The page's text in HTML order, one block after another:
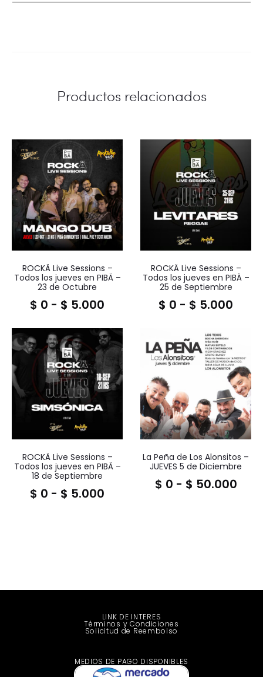
Productos relacionados
ROCKÄ Live Sessions –
Todos los jueves en PIBÄ –
23 de Octubre
$ 0 - $ 5.000
ROCKÄ Live Sessions –
Todos los jueves en PIBÄ –
25 de Septiembre
$ 0 - $ 5.000
ROCKÄ Live Sessions –
Todos los jueves en PIBÄ –
18 de Septiembre
$ 0 - $ 5.000
La Peña de Los Alonsitos –
JUEVES 5 de Diciembre
$ 0 - $ 50.000
LINK DE INTERES
Términos y Condiciones
Solicitud de Reembolso
MEDIOS DE PAGO DISPONIBLES